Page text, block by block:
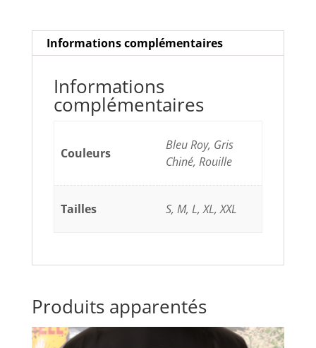
Informations complémentaires
Informations
complémentaires
Couleurs
Bleu Roy, Gris
Chiné, Rouille
Tailles S, M, L, XL, XXL
Produits apparentés